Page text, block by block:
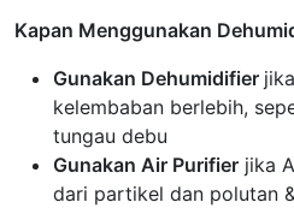
Kapan Menggunakan
Gunakan Dehumidifier
kelembaban berlebih,
tungau debu
Gunakan Air Purifier jika
dari partikel dan polutan